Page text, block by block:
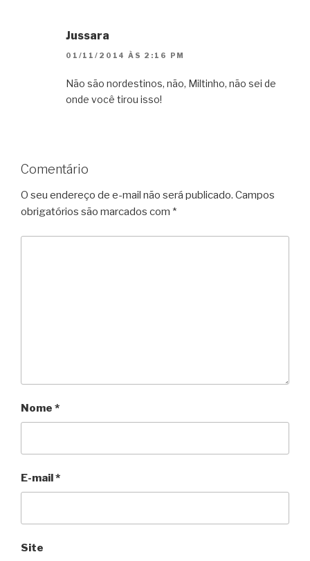
Jussara
01/11/2014 ÀS 2:16 PM
Não são nordestinos, não, Miltinho, não sei de
onde você tirou isso!
Comentário
O seu endereço de e-mail não será publicado. Campos
obrigatórios são marcados com *
Nome *
E-mail*
Site